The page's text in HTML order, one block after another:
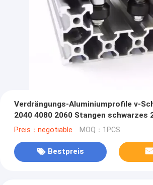
Verdrängungs-Aluminiumprofile v-
2040 4080 2060 Stangen schwarzes
Schiene
Preis：negotiable MOQ：1PCS
Bestpreis